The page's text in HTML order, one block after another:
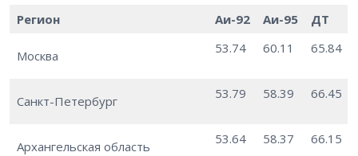
Регион Аи-92 Аи-95 ДТ
Москва 53.74 60.11 65.84
Санкт-Петербург 53.79 58.39 66.45
Архангельская область 53.64 58.37 66.15